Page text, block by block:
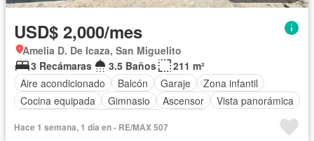
USD$ 2,000/mes
Amelia D. De Icaza, San Miguelito
3 Recámaras
3.5 Baños
211 m²
Aire acondicionado
Balcón Garaje
Zona infantil
Cocina equipada
Gimnasio Ascensor
Vista panorámica
Hace 1 semana, 1 día en - RE/MAX 507